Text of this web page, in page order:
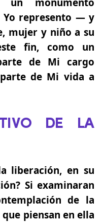
un monumento
represento — y
mujer y niño a su
fin, como un
de Mi cargo
de Mi vida a
DE LA
liberación, en su
Si examinaran
de la
piensan en ella